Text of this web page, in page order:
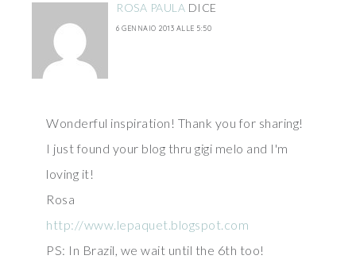
ROSA PAULA DICE
6 GENNAIO 2013 ALLE 5:50
Wonderful inspiration! Thank you for sharing!
I just found your blog thru gigi melo and I'm
loving it!
Rosa
http://www.lepaquet.blogspot.com
PS: In Brazil, we wait until the 6th too!